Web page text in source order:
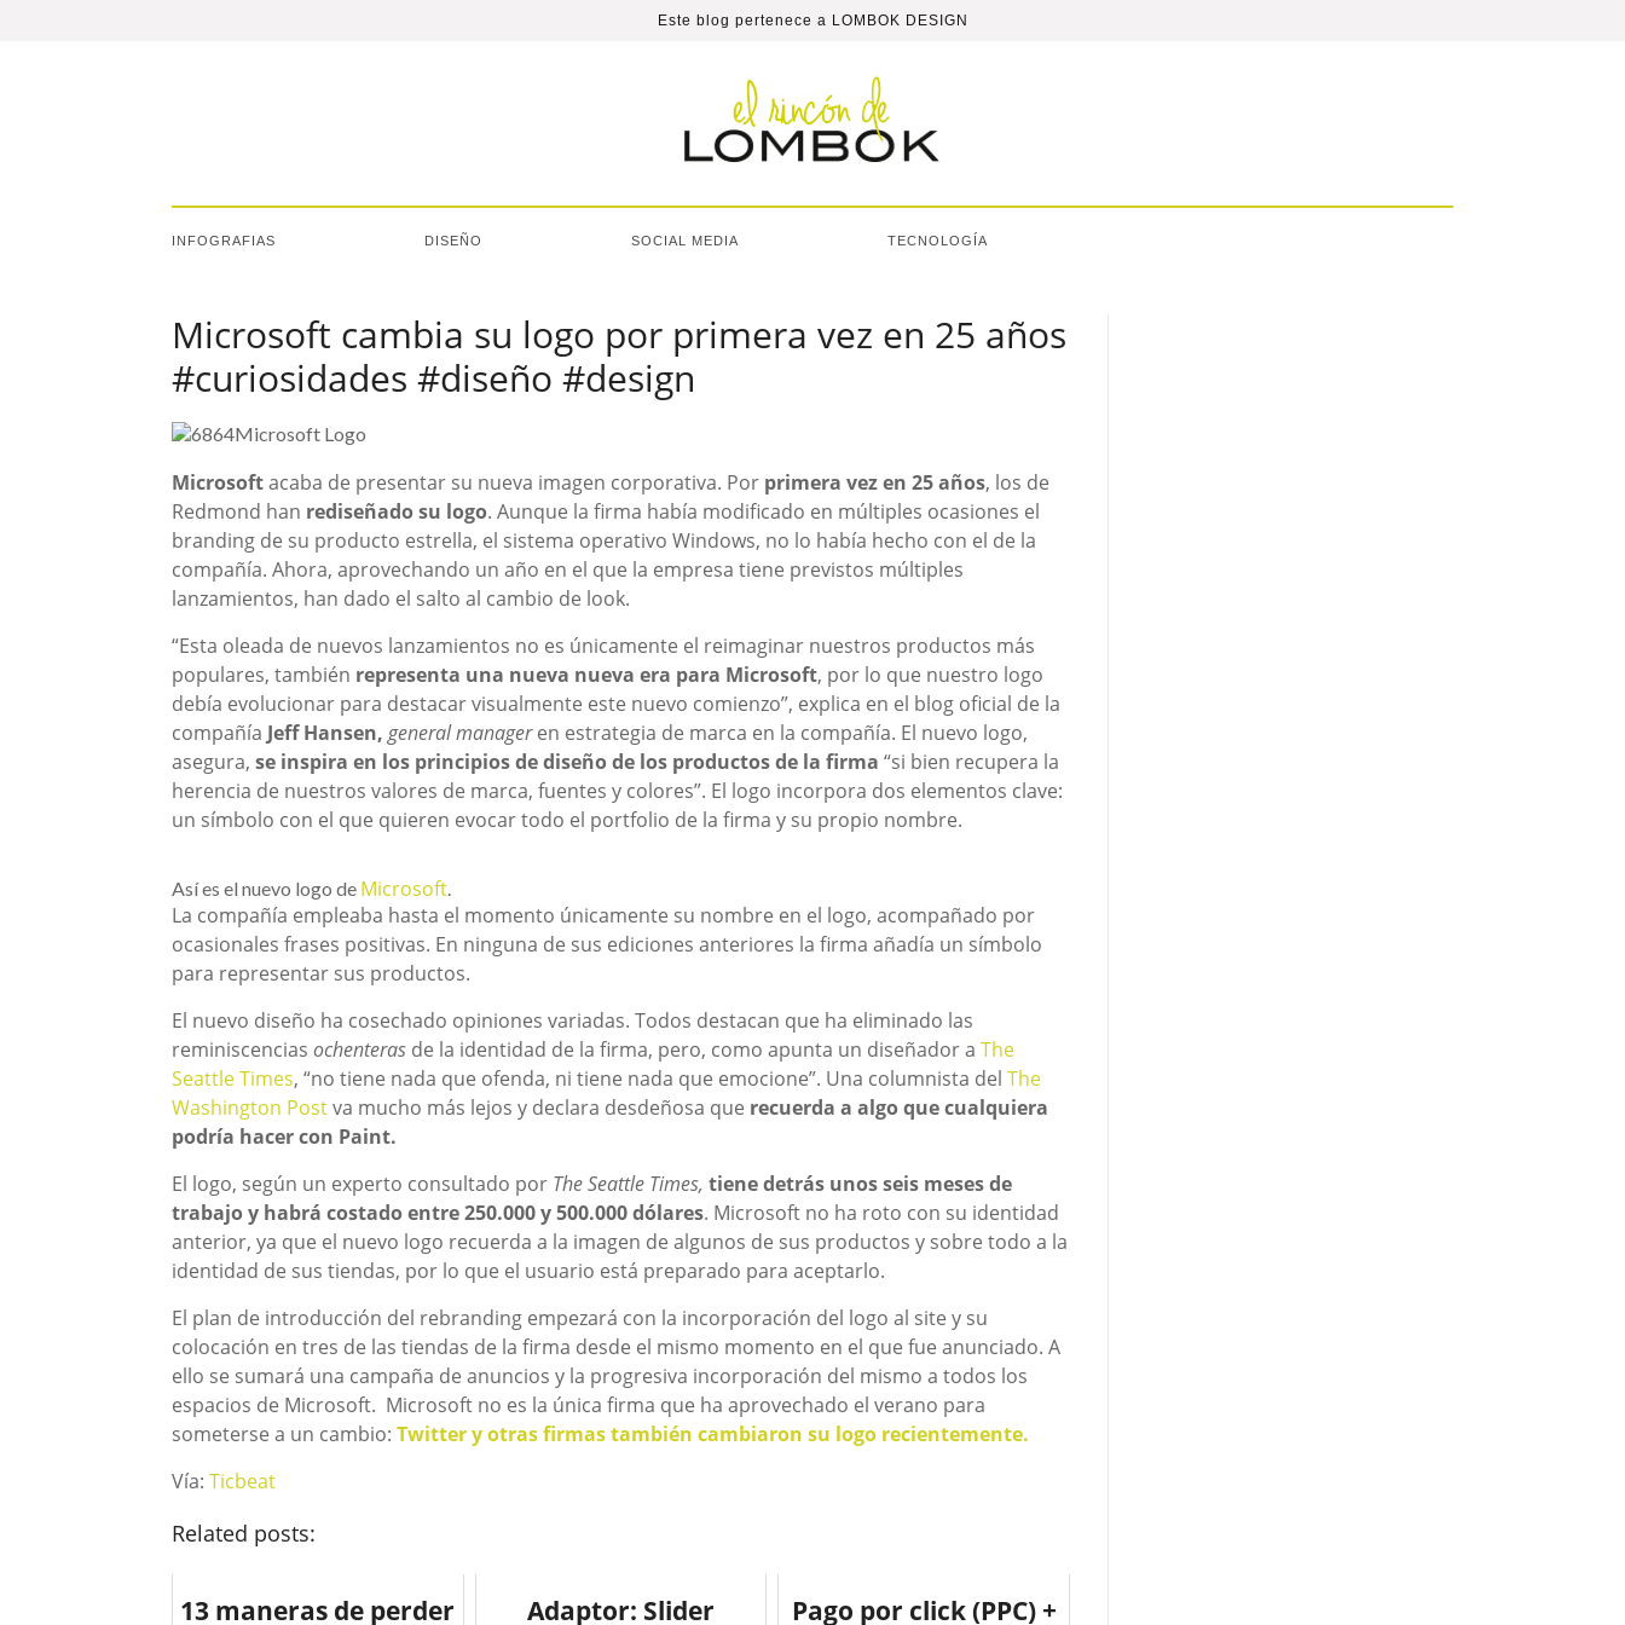
Este blog pertenece a LOMBOK DESIGN
INFOGRAFIAS DISEÑO SOCIAL MEDIA TECNOLOGÍA
Microsoft cambia su logo por primera vez en 25 años
#curiosidades #diseño #design
Microsoftacaba de presentar su nueva imagen corporativa. Por primera vez en 25 años, los de
Redmond han rediseñado su logo. Aunque la firma había modificado en múltiples ocasiones el
branding de su producto estrella, el sistema operativo Windows, no lo había hecho con el de la
compañía. Ahora, aprovechando un año en el que la empresa tiene previstos múltiples
lanzamientos, han dado el salto al cambio de look.
“Esta oleada de nuevos lanzamientos no es únicamente el reimaginar nuestros productos más
populares, también representa una nueva nueva era para Microsoft, por lo que nuestro logo
debía evolucionar para destacar visualmente este nuevo comienzo”, explica en el blog oficial de la
compañía Jeff Hansen, general manageren estrategia de marca en la compañía. El nuevo logo,
asegura, se inspira en los principios de diseño de los productos de la firma “si bien recupera la
herencia de nuestros valores de marca, fuentes y colores”. El logo incorpora dos elementos clave:
un símbolo con el que quieren evocar todo el portfolio de la firma y su propio nombre.
Así es el nuevo logo de Microsoft.
La compañía empleaba hasta el momento únicamente su nombre en el logo, acompañado por
ocasionales frases positivas. En ninguna de sus ediciones anteriores la firma añadía un símbolo
para representar sus productos.
El nuevo diseño ha cosechado opiniones variadas. Todos destacan que ha eliminado las
reminiscencias ochenteras de la identidad de la firma, pero, como apunta un diseñador a The
Seattle Times, “no tiene nada que ofenda, ni tiene nada que emocione”. Una columnista del The
Washington Postva mucho más lejos y declara desdeñosa que recuerda a algo que cualquiera
podría hacer con Paint.
El logo, según un experto consultado por The Seattle Times, tiene detrás unos seis meses de
trabajo y habrá costado entre 250.000 y 500.000 dólares. Microsoft no ha roto con su identidad
anterior, ya que el nuevo logo recuerda a la imagen de algunos de sus productos y sobre todo a la
identidad de sus tiendas, por lo que el usuario está preparado para aceptarlo.
El plan de introducción del rebranding empezará con la incorporación del logo al site y su
colocación en tres de las tiendas de la firma desde el mismo momento en el que fue anunciado. A
ello se sumará una campaña de anuncios y la progresiva incorporación del mismo a todos los
espacios de Microsoft. Microsoft no es la única firma que ha aprovechado el verano para
someterse a un cambio: Twitter y otras firmas también cambiaron su logo recientemente.
Vía: Ticbeat
Related posts:
13 maneras de perder Adaptor: Slider Pago por click (PPC) +